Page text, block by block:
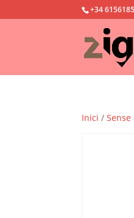
+34
Inici /